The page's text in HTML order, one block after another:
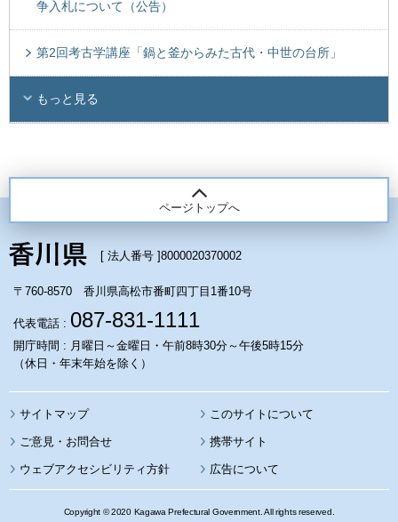
争入札について（公告）
第2回考古学講座「鍋と釜からみた古代・中世の台所」
もっと見る
ページトップへ
[ 法人番号 ]8000020370002
〒760-8570 香川県高松市番町四丁目1番10号
代表電話 : 087-831-1111
開庁時間 : 月曜日～金曜日・午前8時30分～午後5時15分
（休日・年末年始を除く）
サイトマップ このサイトについて
携帯サイト
ウェブアクセシビリティ方針 広告について
Copyright © 2020 Kagawa Prefectural Government. All rights reserved.